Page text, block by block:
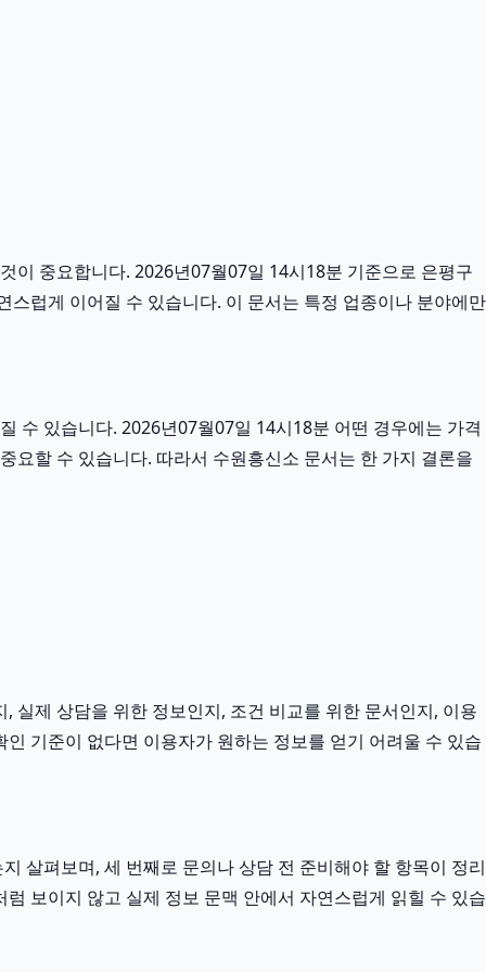
이 중요합니다. 2026년07월07일 14시18분 기준으로 은평구
럽게 이어질 수 있습니다. 이 문서는 특정 업종이나 분야에만
수 있습니다. 2026년07월07일 14시18분 어떤 경우에는 가격
요할 수 있습니다. 따라서 수원흥신소 문서는 한 가지 결론을
실제 상담을 위한 정보인지, 조건 비교를 위한 문서인지, 이용
기준이 없다면 이용자가 원하는 정보를 얻기 어려울 수 있습
살펴보며, 세 번째로 문의나 상담 전 준비해야 할 항목이 정리
보이지 않고 실제 정보 문맥 안에서 자연스럽게 읽힐 수 있습